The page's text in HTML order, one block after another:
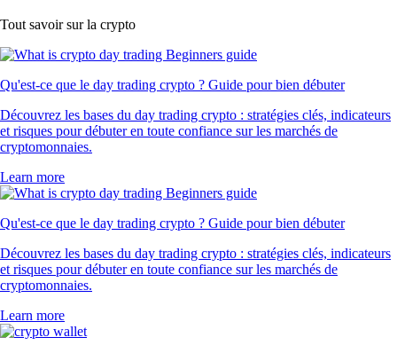
Tout savoir sur la crypto
Qu'est-ce que le day trading crypto ? Guide pour bien débuter
Découvrez les bases du day trading crypto : stratégies clés, indicateurs
et risques pour débuter en toute confiance sur les marchés de
cryptomonnaies.
Learn more
Qu'est-ce que le day trading crypto ? Guide pour bien débuter
Découvrez les bases du day trading crypto : stratégies clés, indicateurs
et risques pour débuter en toute confiance sur les marchés de
cryptomonnaies.
Learn more